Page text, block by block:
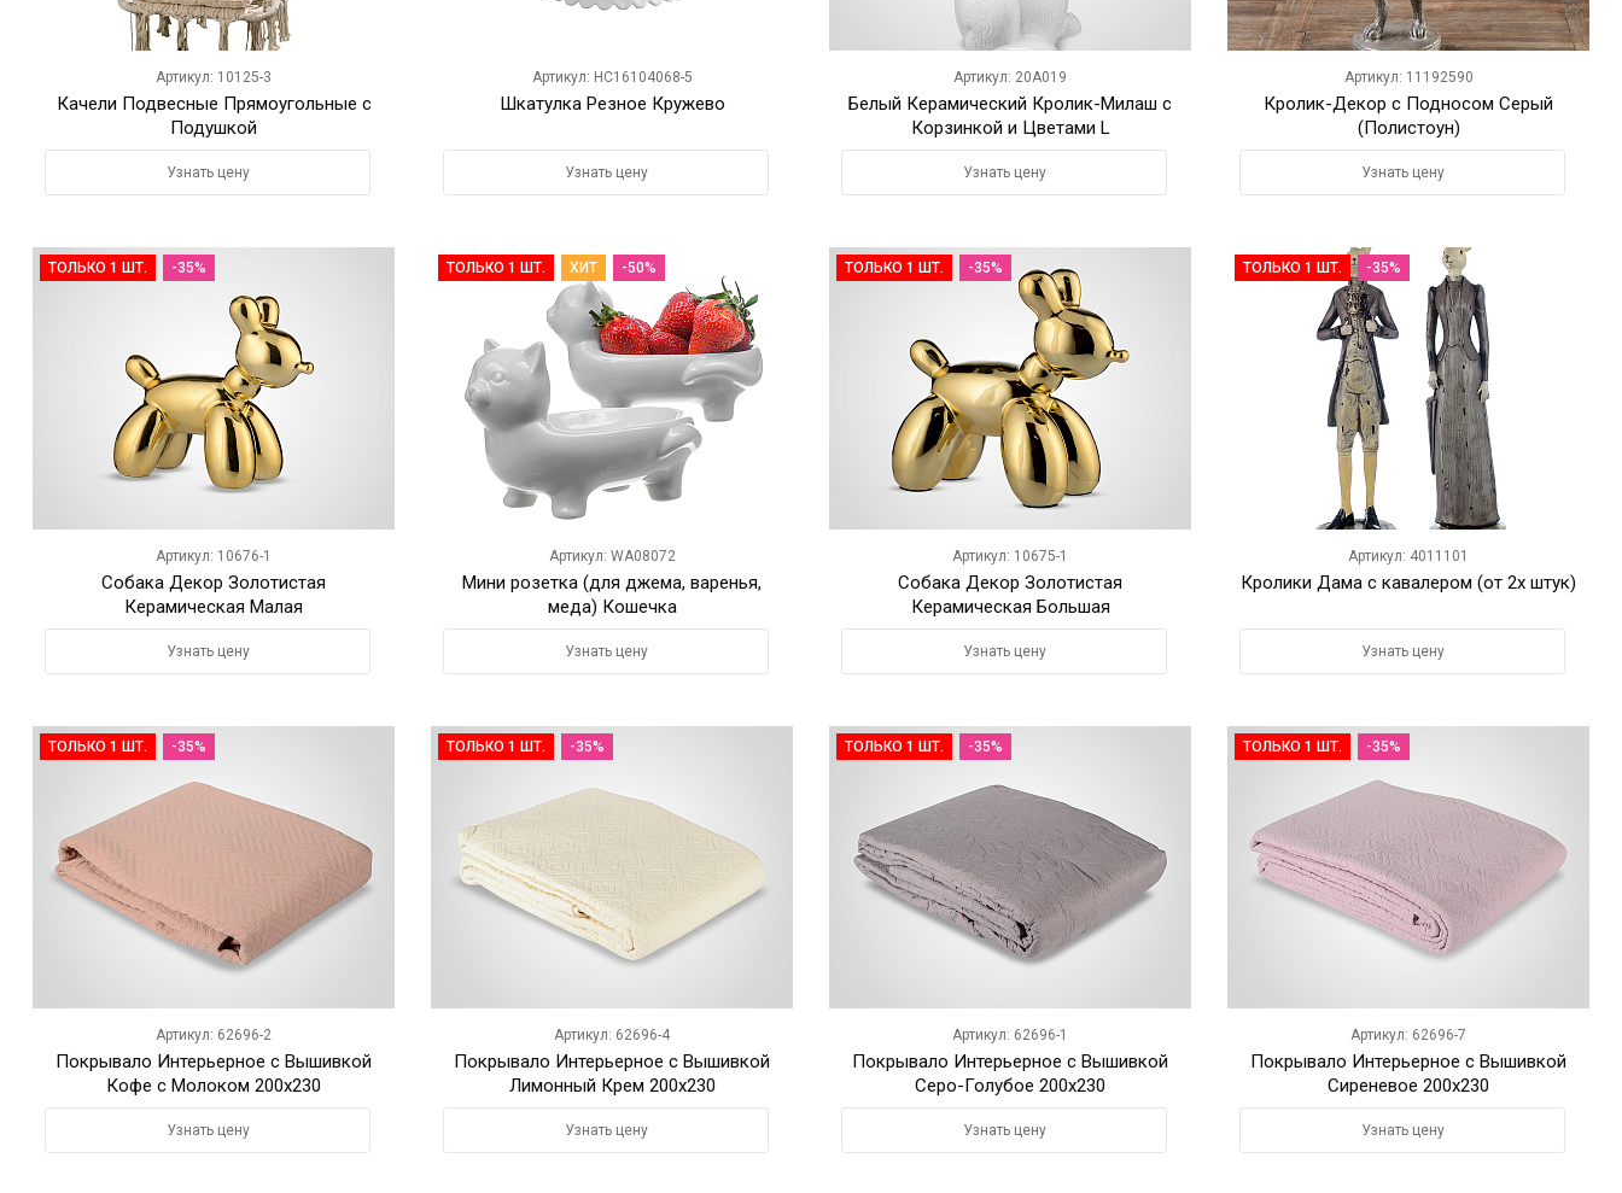
Артикул: 10125-3
Качели Подвесные Прямоугольные с
Подушкой
Узнать цену
Артикул: HC16104068-5
Шкатулка Резное Кружево
Узнать цену
Артикул: 20A019
Белый Керамический Кролик-Милаш с
Корзинкой и Цветами L
Узнать цену
Артикул: 11192590
Кролик-Декор с Подносом Серый
(Полистоун)
Узнать цену
ТОЛЬКО 1 ШТ. -35%
Артикул: 10676-1
Собака Декор Золотистая
Керамическая Малая
Узнать цену
ТОЛЬКО 1 ШТ. ХИТ -50%
Артикул: WA08072
Мини розетка (для джема, варенья,
меда) Кошечка
Узнать цену
ТОЛЬКО 1 ШТ. -35%
Артикул: 10675-1
Собака Декор Золотистая
Керамическая Большая
Узнать цену
ТОЛЬКО 1 ШТ. -35%
Артикул: 4011101
Кролики Дама с кавалером (от 2х штук)
Узнать цену
ТОЛЬКО 1 ШТ. -35%
Артикул: 62696-2
Покрывало Интерьерное с Вышивкой
Кофе с Молоком 200х230
Узнать цену
ТОЛЬКО 1 ШТ. -35%
Артикул: 62696-4
Покрывало Интерьерное с Вышивкой
Лимонный Крем 200х230
Узнать цену
ТОЛЬКО 1 ШТ. -35%
Артикул: 62696-1
Покрывало Интерьерное с Вышивкой
Серо-Голубое 200х230
Узнать цену
ТОЛЬКО 1 ШТ. -35%
Артикул: 62696-7
Покрывало Интерьерное с Вышивкой
Сиреневое 200х230
Узнать цену